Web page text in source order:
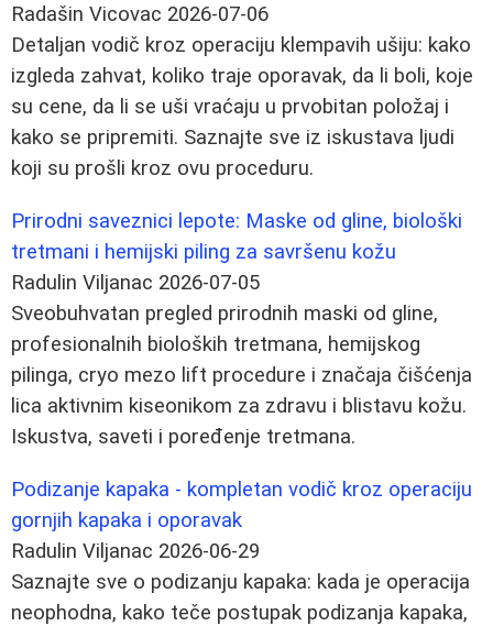
Radašin Vicovac 2026-07-06
Detaljan vodič kroz operaciju klempavih ušiju: kako
izgleda zahvat, koliko traje oporavak, da li boli, koje
su cene, da li se uši vraćaju u prvobitan položaj i
kako se pripremiti. Saznajte sve iz iskustava ljudi
koji su prošli kroz ovu proceduru.
Prirodni saveznici lepote: Maske od gline, biološki
tretmani i hemijski piling za savršenu kožu
Radulin Viljanac 2026-07-05
Sveobuhvatan pregled prirodnih maski od gline,
profesionalnih bioloških tretmana, hemijskog
pilinga, cryo mezo lift procedure i značaja čišćenja
lica aktivnim kiseonikom za zdravu i blistavu kožu.
Iskustva, saveti i poređenje tretmana.
Podizanje kapaka - kompletan vodič kroz operaciju
gornjih kapaka i oporavak
Radulin Viljanac 2026-06-29
Saznajte sve o podizanju kapaka: kada je operacija
neophodna, kako teče postupak podizanja kapaka,